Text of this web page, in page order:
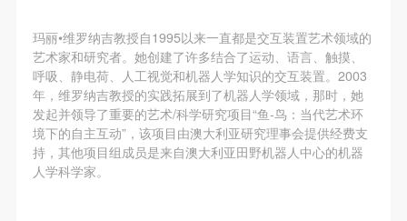
玛丽•维罗纳吉教授自1995以来一直都是交互装置艺术领域的
艺术家和研究者。她创建了许多结合了运动、语言、触摸、
呼吸、静电荷、人工视觉和机器人学知识的交互装置。2003
年，维罗纳吉教授的实践拓展到了机器人学领域，那时，她
发起并领导了重要的艺术/科学研究项目“鱼-鸟：当代艺术环
境下的自主互动”，该项目由澳大利亚研究理事会提供经费支
持，其他项目组成员是来自澳大利亚田野机器人中心的机器
人学科学家。